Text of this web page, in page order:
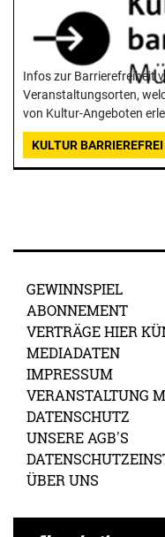
Infos zur Barrierefreiheit
Veranstaltungsorten,
von Kultur-Angeboten
KULTUR BARRIEREFREI
GEWINNSPIEL
ABONNEMENT
VERTRÄGE HIER
MEDIADATEN
IMPRESSUM
VERANSTALTUNG
DATENSCHUTZ
UNSERE AGB'S
ÜBER UNS